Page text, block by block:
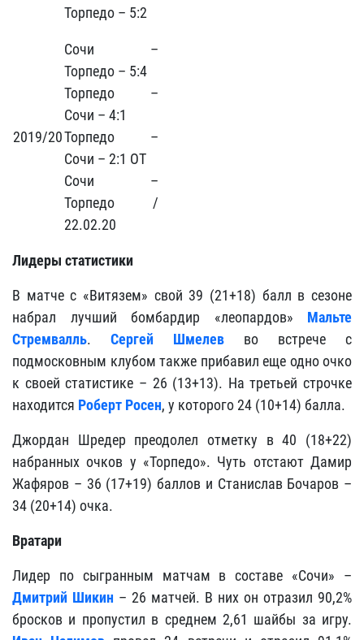
Торпедо – 5:2
2019/20
Сочи –
Торпедо – 5:4
Торпедо –
Сочи – 4:1
Торпедо –
Сочи – 2:1 ОТ
Сочи –
Торпедо /
22.02.20
Лидеры статистики
В матче с «Витязем» свой 39 (21+18) балл в сезоне
набрал лучший бомбардир «леопардов» Мальте
Стремвалль. Сергей Шмелев во встрече с
подмосковным клубом также прибавил еще одно очко
к своей статистике – 26 (13+13). На третьей строчке
находится Роберт Росен, у которого 24 (10+14) балла.
Джордан Шредер преодолел отметку в 40 (18+22)
набранных очков у «Торпедо». Чуть отстают Дамир
Жафяров – 36 (17+19) баллов и Станислав Бочаров –
34 (20+14) очка.
Вратари
Лидер по сыгранным матчам в составе «Сочи» –
Дмитрий Шикин – 26 матчей. В них он отразил 90,2%
бросков и пропустил в среднем 2,61 шайбы за игру.